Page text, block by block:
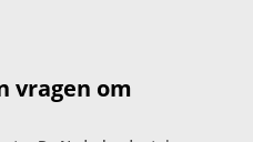
vragen om